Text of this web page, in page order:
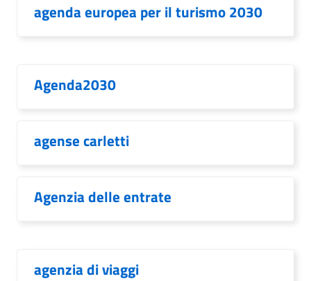
agenda europea per il turismo 2030
Agenda2030
agense carletti
Agenzia delle entrate
agenzia di viaggi